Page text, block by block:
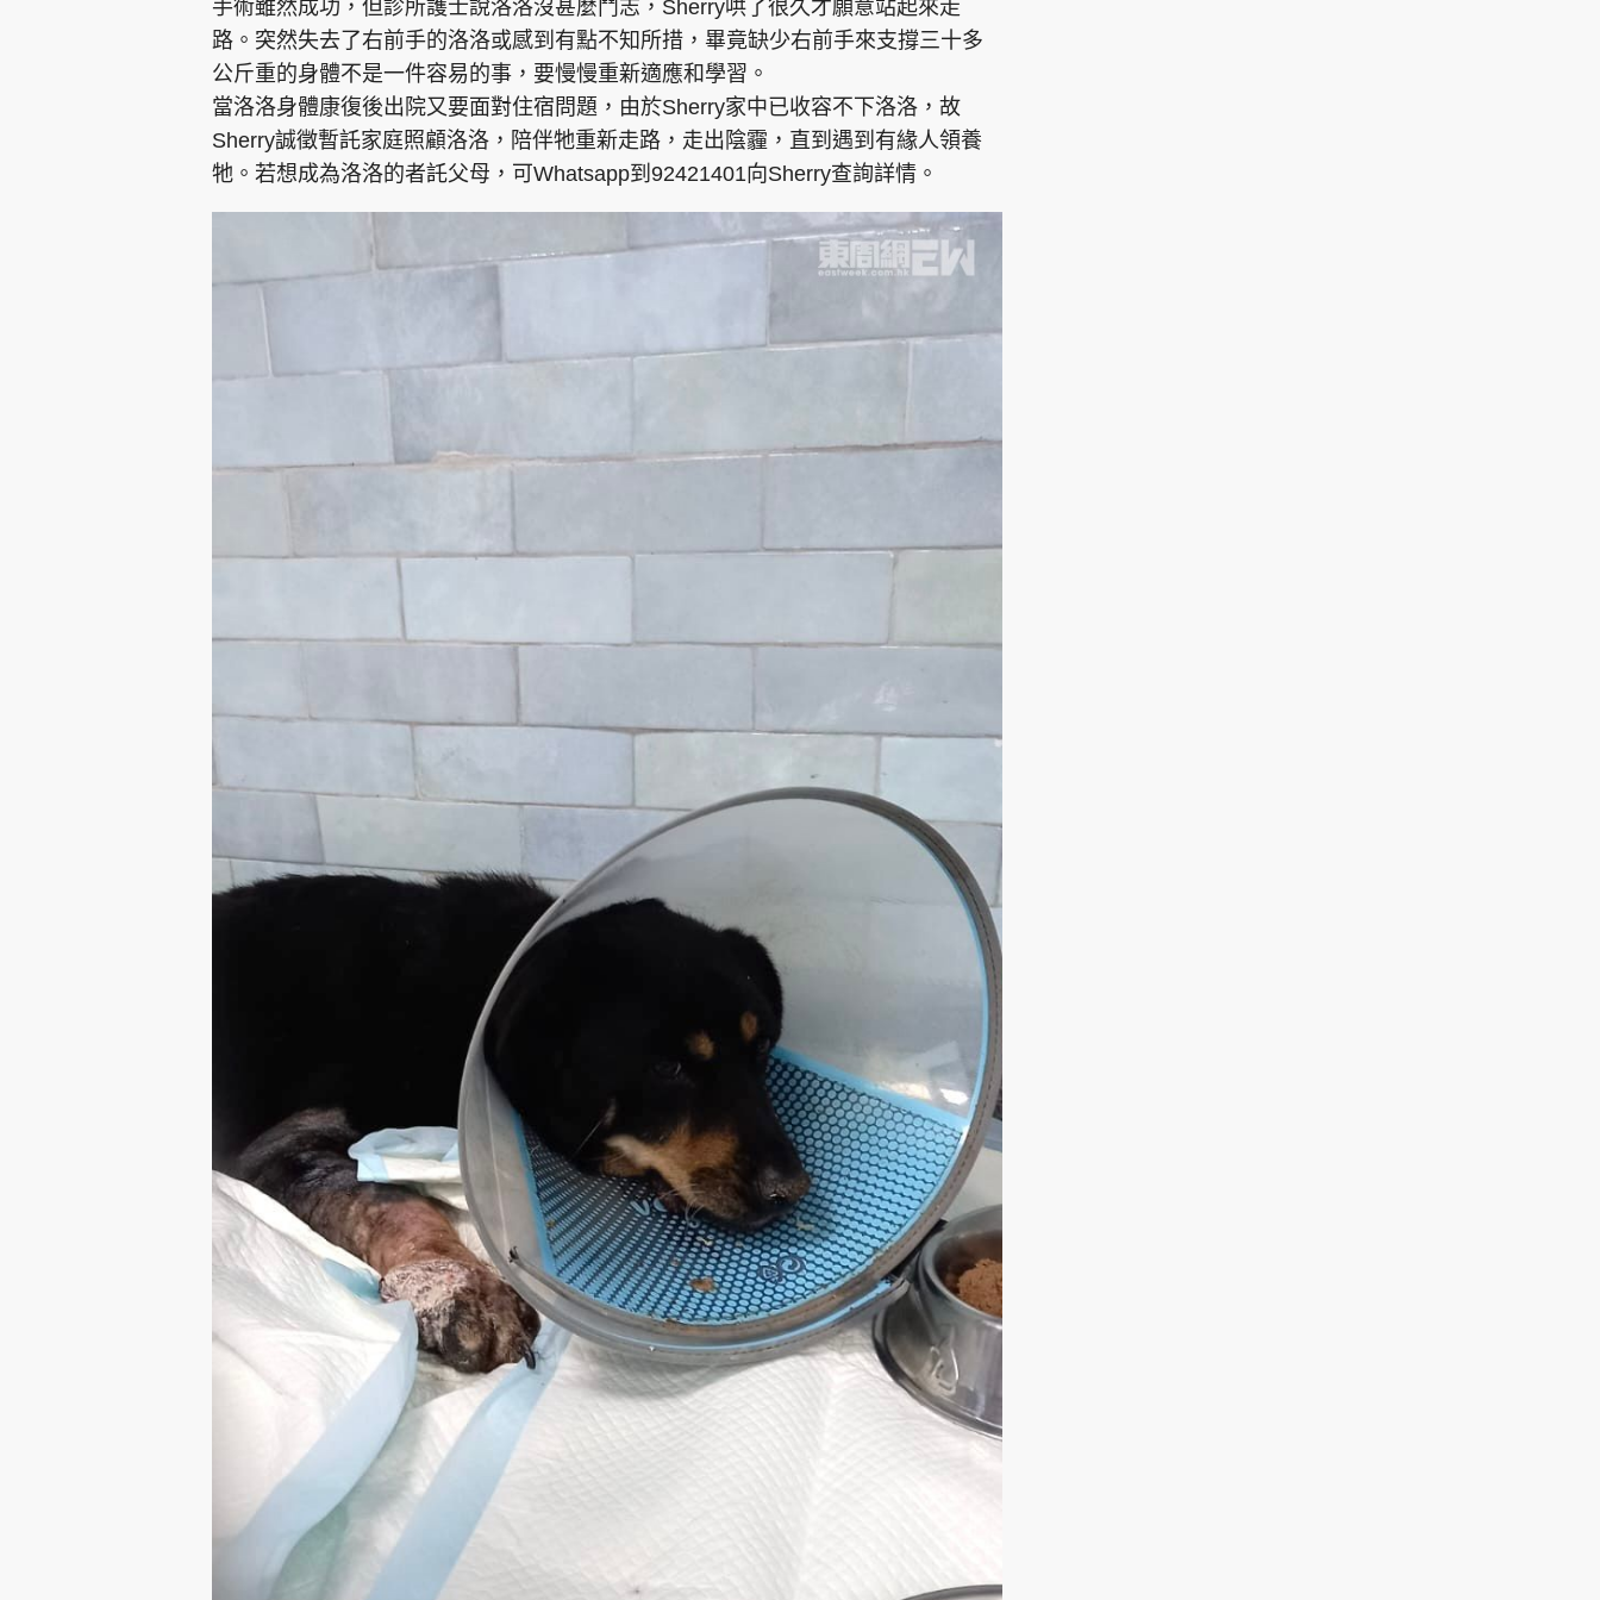
手術雖然成功，但診所護士說洛洛沒甚麼鬥志，Sherry哄了很久才願意站起來走
路。突然失去了右前手的洛洛或感到有點不知所措，畢竟缺少右前手來支撐三十多
公斤重的身體不是一件容易的事，要慢慢重新適應和學習。
當洛洛身體康復後出院又要面對住宿問題，由於Sherry家中已收容不下洛洛，故
Sherry誠徵暫託家庭照顧洛洛，陪伴牠重新走路，走出陰霾，直到遇到有緣人領養
牠。若想成為洛洛的者託父母，可Whatsapp到92421401向Sherry查詢詳情。